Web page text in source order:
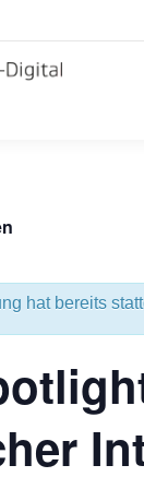
hat bereits